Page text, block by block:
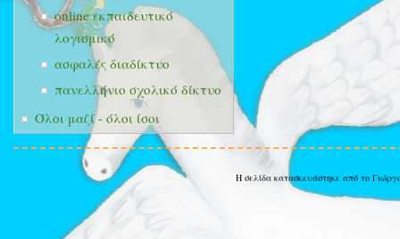
online εκπαιδευτικό
λογισμικό
ασφαλές διαδίκτυο
πανελλήνιο σχολικό δίκτυο
Όλοι μαζί - όλοι ίσοι
Η σελίδα κατασκευάστηκε από το